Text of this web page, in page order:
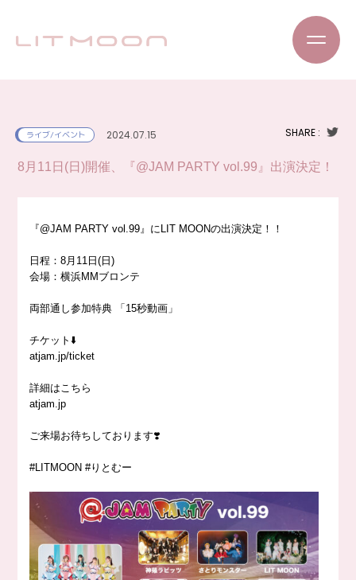
ライブ/イベント 2024.07.15 SHARE :
8月11日(日)開催、『@JAM PARTY vol.99』出演決定！
『@JAM PARTY vol.99』にLIT MOONの出演決定！！
日程：8月11日(日)
会場：横浜MMブロンテ
両部通し参加特典 「15秒動画」
チケット⬇️
atjam.jp/ticket
詳細はこちら
atjam.jp
ご来場お待ちしております❣️
#LITMOON #りとむー